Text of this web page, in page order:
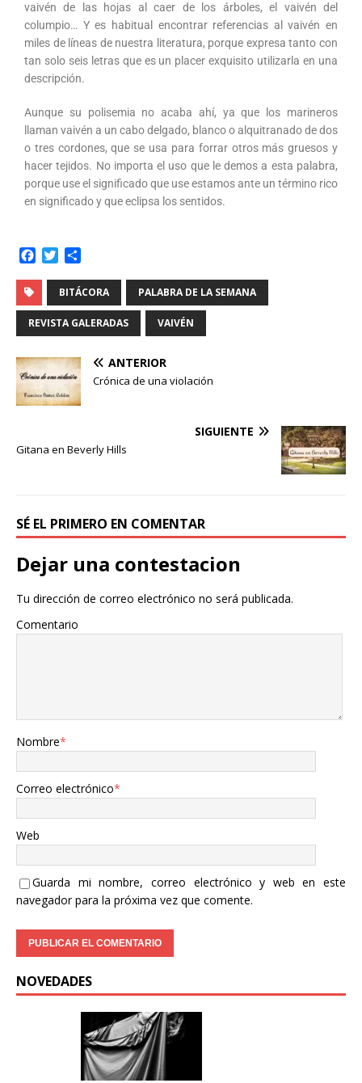
vaivén de las hojas al caer de los árboles, el vaivén del
columpio… Y es habitual encontrar referencias al vaivén en
miles de líneas de nuestra literatura, porque expresa tanto con
tan solo seis letras que es un placer exquisito utilizarla en una
descripción.
Aunque su polisemia no acaba ahí, ya que los marineros
llaman vaivén a un cabo delgado, blanco o alquitranado de dos
o tres cordones, que se usa para forrar otros más gruesos y
hacer tejidos. No importa el uso que le demos a esta palabra,
porque use el significado que use estamos ante un término rico
en significado y que eclipsa los sentidos.
e
b
o
k
i
t
t
e
m
p
a
r
BITÁCORA PALABRA DE LA SEMANA
REVISTA GALERADAS VAIVÉN
ANTERIOR
Crónica de una violación
SIGUIENTE
Gitana en Beverly Hills
SÉ EL PRIMERO EN COMENTAR
Dejar una contestacion
Tu dirección de correo electrónico no será publicada.
Comentario
Nombre*
Correo electrónico*
Web
Guarda mi nombre, correo electrónico y web en este
navegador para la próxima vez que comente.
NOVEDADES